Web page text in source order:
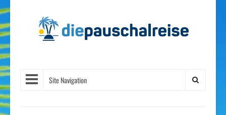
Site Navigation